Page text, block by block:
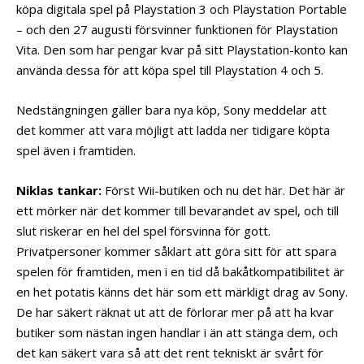
köpa digitala spel på Playstation 3 och Playstation Portable
– och den 27 augusti försvinner funktionen för Playstation
Vita. Den som har pengar kvar på sitt Playstation-konto kan
använda dessa för att köpa spel till Playstation 4 och 5.
Nedstängningen gäller bara nya köp, Sony meddelar att
det kommer att vara möjligt att ladda ner tidigare köpta
spel även i framtiden.
Niklas tankar: Först Wii-butiken och nu det här. Det här är
ett mörker när det kommer till bevarandet av spel, och till
slut riskerar en hel del spel försvinna för gott.
Privatpersoner kommer såklart att göra sitt för att spara
spelen för framtiden, men i en tid då bakåtkompatibilitet är
en het potatis känns det här som ett märkligt drag av Sony.
De har säkert räknat ut att de förlorar mer på att ha kvar
butiker som nästan ingen handlar i än att stänga dem, och
det kan säkert vara så att det rent tekniskt är svårt för